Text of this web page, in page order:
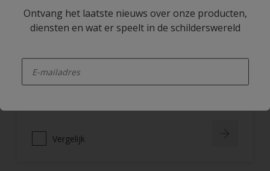
Rubbol Express High Gloss
temperaturen
Meerdere lagen op één dag
Vergelijk
Ontvang het laatste nieuws over onze producten,
diensten en wat er speelt in de schilderswereld